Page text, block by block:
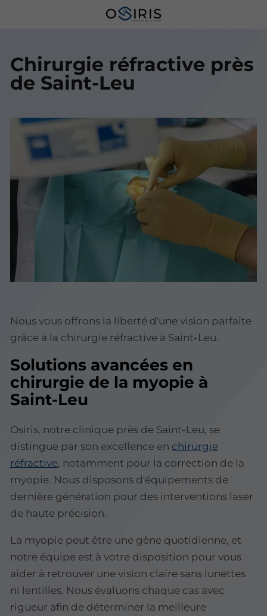
Chirurgie réfractive près
de Saint-Leu
Nous vous offrons la liberté d'une vision parfaite
grâce à la chirurgie réfractive à Saint-Leu.
Solutions avancées en
chirurgie de la myopie à
Saint-Leu
Osiris, notre clinique près de Saint-Leu, se
distingue par son excellence en chirurgie
réfractive, notamment pour la correction de la
myopie. Nous disposons d'équipements de
dernière génération pour des interventions laser
de haute précision.
La myopie peut être une gêne quotidienne, et
notre équipe est à votre disposition pour vous
aider à retrouver une vision claire sans lunettes
ni lentilles. Nous évaluons chaque cas avec
rigueur afin de déterminer la meilleure